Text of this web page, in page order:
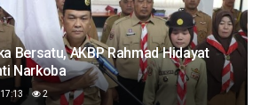
Bersatu, AKBP Rahmad Hidayat
Narkoba
2